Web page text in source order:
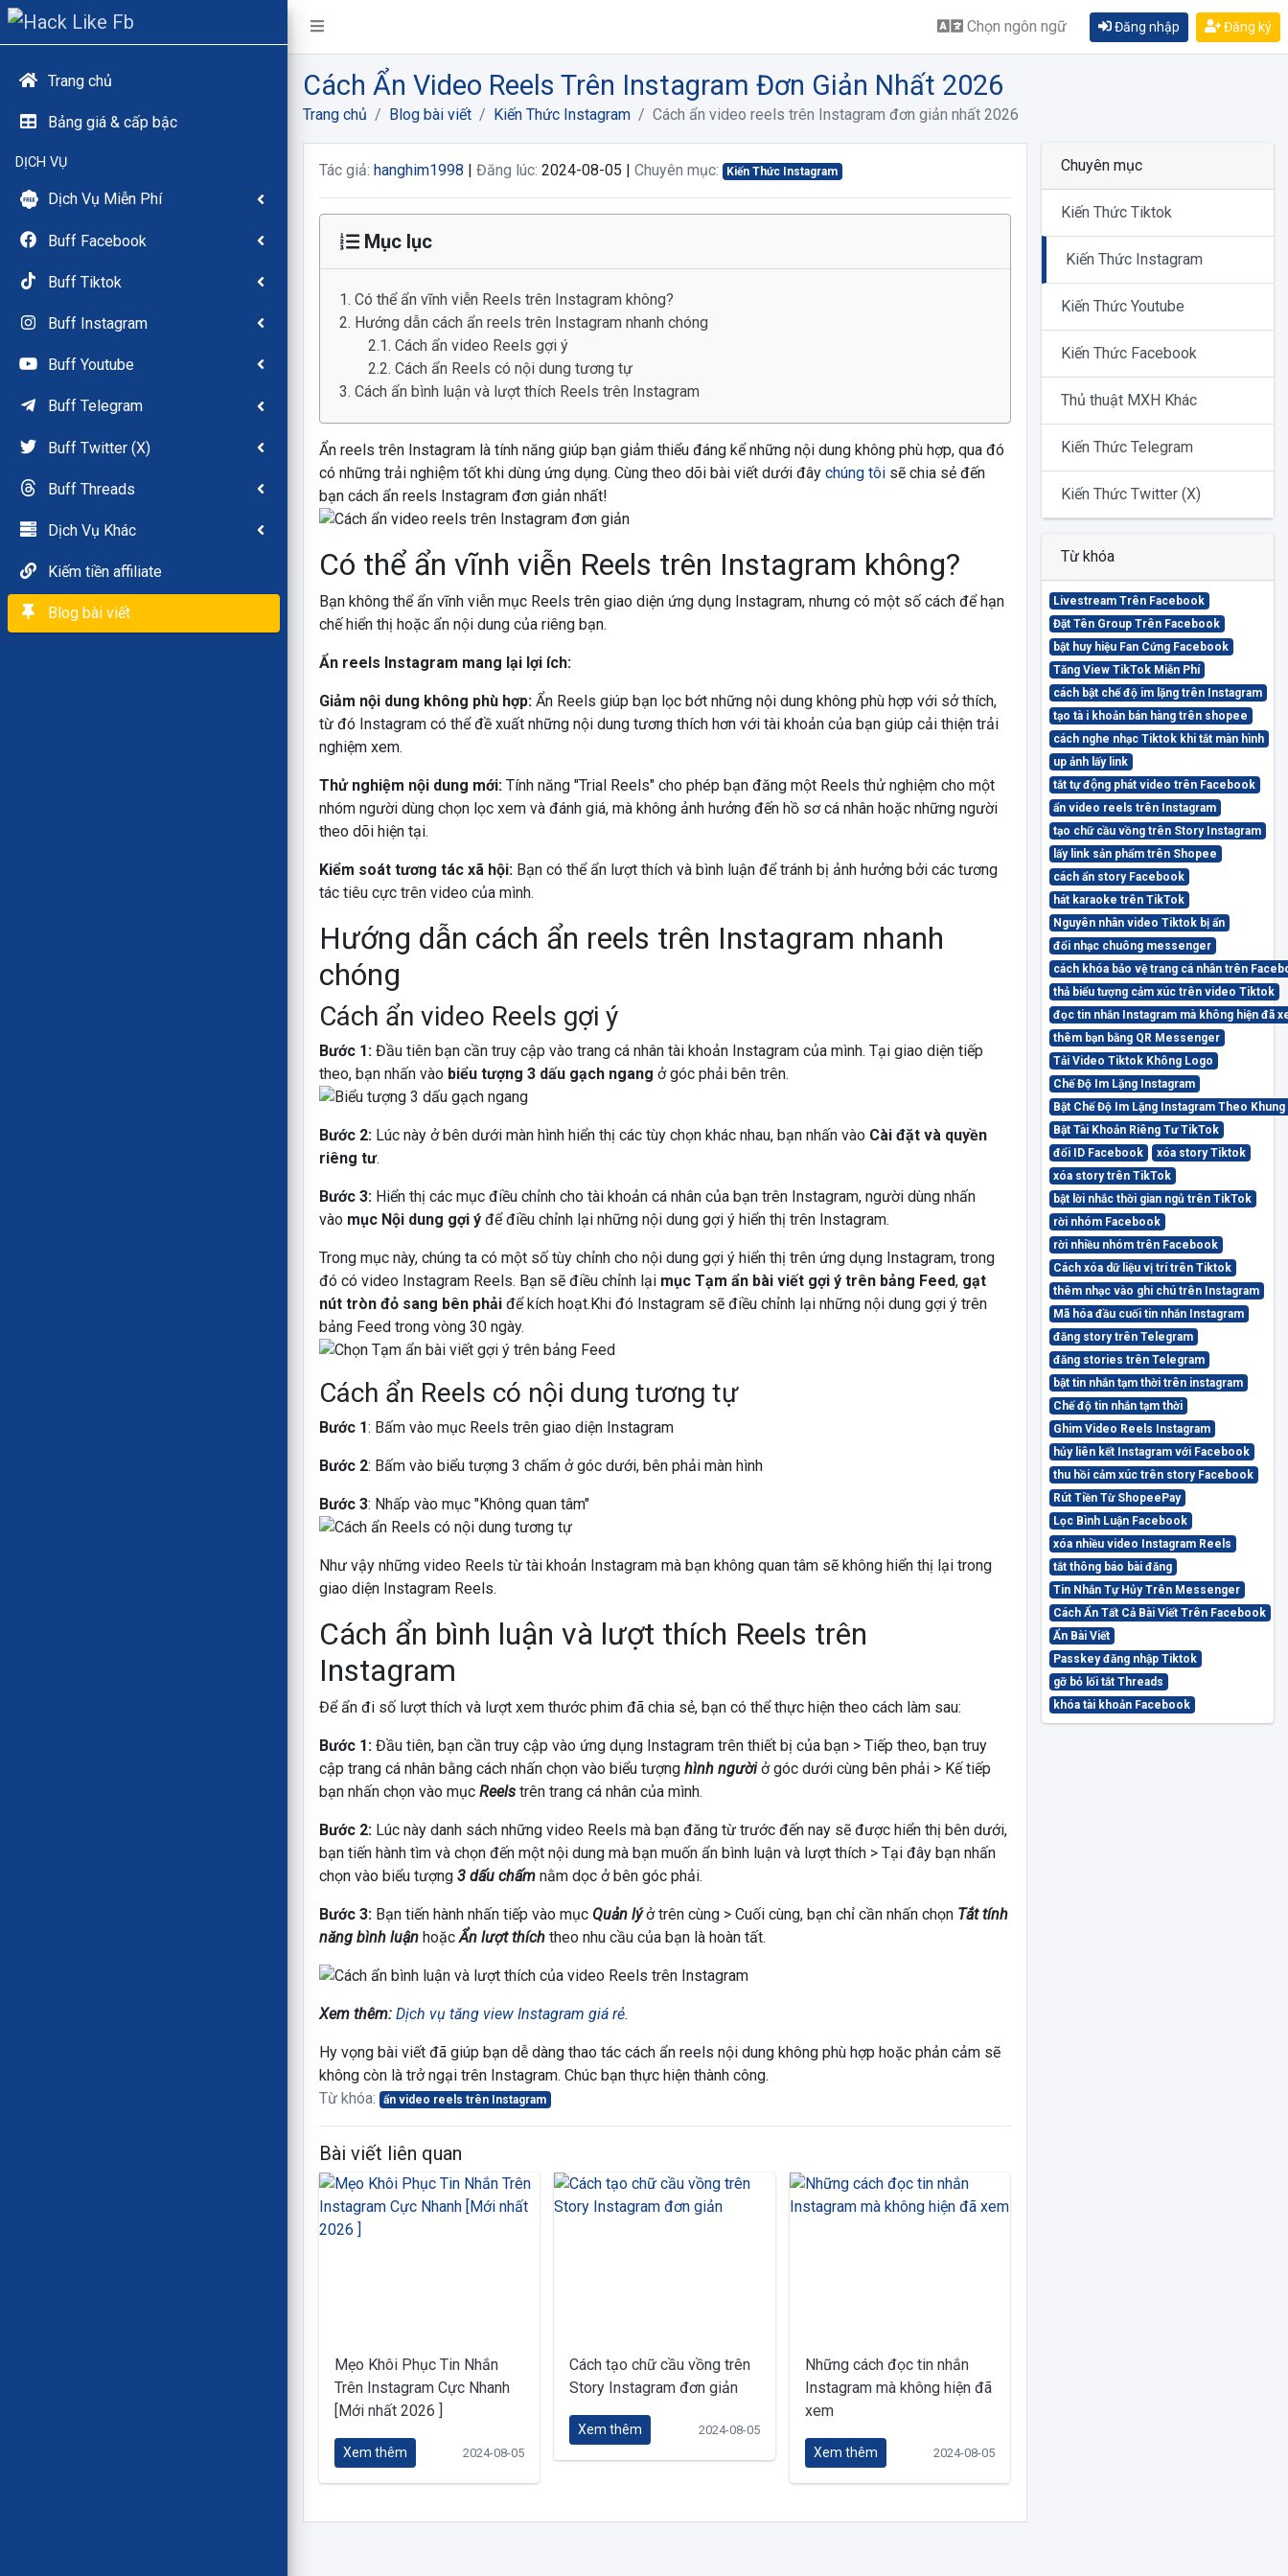
Chọn ngôn ngữ Đăng nhập Đăng ký
Trang chủ
Bảng giá & cấp bậc
DỊCH VỤ
Dịch Vụ Miễn Phí
Buff Facebook
Buff Tiktok
Buff Instagram
Buff Youtube
Buff Telegram
Buff Twitter (X)
Buff Threads
Dịch Vụ Khác
Kiếm tiền affiliate
Blog bài viết
Cách Ẩn Video Reels Trên Instagram Đơn Giản Nhất 2026
Trang chủ Blog bài viết Kiến Thức Instagram Cách ẩn video reels trên Instagram đơn giản nhất 2026
Tác giả: hanghim1998 | Đăng lúc: 2024-08-05 | Chuyên mục: Kiến Thức Instagram
Mục lục
Có thể ẩn vĩnh viễn Reels trên Instagram không?
Hướng dẫn cách ẩn reels trên Instagram nhanh chóng
Cách ẩn video Reels gợi ý
Cách ẩn Reels có nội dung tương tự
Cách ẩn bình luận và lượt thích Reels trên Instagram
Ẩn reels trên Instagram là tính năng giúp bạn giảm thiểu đáng kể những nội dung không phù hợp, qua đó
có những trải nghiệm tốt khi dùng ứng dụng. Cùng theo dõi bài viết dưới đây chúng tôisẽ chia sẻ đến
bạn cách ẩn reels Instagram đơn giản nhất!
Có thể ẩn vĩnh viễn Reels trên Instagram không?
Bạn không thể ẩn vĩnh viễn mục Reels trên giao diện ứng dụng Instagram, nhưng có một số cách để hạn
chế hiển thị hoặc ẩn nội dung của riêng bạn.
Ẩn reels Instagram mang lại lợi ích:
Giảm nội dung không phù hợp: Ẩn Reels giúp bạn lọc bớt những nội dung không phù hợp với sở thích,
từ đó Instagram có thể đề xuất những nội dung tương thích hơn với tài khoản của bạn giúp cải thiện trải
nghiệm xem.
Thử nghiệm nội dung mới: Tính năng "Trial Reels" cho phép bạn đăng một Reels thử nghiệm cho một
nhóm người dùng chọn lọc xem và đánh giá, mà không ảnh hưởng đến hồ sơ cá nhân hoặc những người
theo dõi hiện tại.
Kiểm soát tương tác xã hội: Bạn có thể ẩn lượt thích và bình luận để tránh bị ảnh hưởng bởi các tương
tác tiêu cực trên video của mình.
Hướng dẫn cách ẩn reels trên Instagram nhanh
chóng
Cách ẩn video Reels gợi ý
Bước 1: Đầu tiên bạn cần truy cập vào trang cá nhân tài khoản Instagram của mình. Tại giao diện tiếp
theo, bạn nhấn vào biểu tượng 3 dấu gạch ngang ở góc phải bên trên.
Bước 2: Lúc này ở bên dưới màn hình hiển thị các tùy chọn khác nhau, bạn nhấn vào Cài đặt và quyền
riêng tư.
Bước 3: Hiển thị các mục điều chỉnh cho tài khoản cá nhân của bạn trên Instagram, người dùng nhấn
vàomục Nội dung gợi ý để điều chỉnh lại những nội dung gợi ý hiển thị trên Instagram.
Trong mục này, chúng ta có một số tùy chỉnh cho nội dung gợi ý hiển thị trên ứng dụng Instagram, trong
đó có video Instagram Reels. Bạn sẽ điều chỉnh lại mục Tạm ẩn bài viết gợi ý trên bảng Feed, gạt
nút tròn đỏ sang bên phải để kích hoạt.Khi đó Instagram sẽ điều chỉnh lại những nội dung gợi ý trên
bảng Feed trong vòng 30 ngày.
Cách ẩn Reels có nội dung tương tự
Bước 1: Bấm vào mục Reels trên giao diện Instagram
Bước 2: Bấm vào biểu tượng 3 chấm ở góc dưới, bên phải màn hình
Bước 3: Nhấp vào mục "Không quan tâm"
Như vậy những video Reels từ tài khoản Instagram mà bạn không quan tâm sẽ không hiển thị lại trong
giao diện Instagram Reels.
Cách ẩn bình luận và lượt thích Reels trên
Instagram
Để ẩn đi số lượt thích và lượt xem thước phim đã chia sẻ, bạn có thể thực hiện theo cách làm sau:
Bước 1:Đầu tiên, bạn cần truy cập vào ứng dụng Instagram trên thiết bị của bạn > Tiếp theo, bạn truy
cập trang cá nhân bằng cách nhấn chọn vào biểu tượng hình ngườiở góc dưới cùng bên phải > Kế tiếp
bạn nhấn chọn vào mục Reelstrên trang cá nhân của mình.
Bước 2: Lúc này danh sách những video Reels mà bạn đăng từ trước đến nay sẽ được hiển thị bên dưới,
bạn tiến hành tìm và chọn đến một nội dung mà bạn muốn ẩn bình luận và lượt thích > Tại đây bạn nhấn
chọn vào biểu tượng 3 dấu chấm nằm dọc ở bên góc phải.
Bước 3: Bạn tiến hành nhấn tiếp vào mục Quản lýở trên cùng > Cuối cùng, bạn chỉ cần nhấn chọn Tắt tính
năng bình luận hoặcẨn lượt thích theo nhu cầu của bạn là hoàn tất.
Xem thêm: Dịch vụ tăng view Instagram giá rẻ.
Hy vọng bài viết đã giúp bạn dễ dàng thao tác cách ẩn reels nội dung không phù hợp hoặc phản cảm sẽ
không còn là trở ngại trên Instagram. Chúc bạn thực hiện thành công.
Từ khóa:
ẩn video reels trên Instagram
Bài viết liên quan
Mẹo Khôi Phục Tin Nhắn
Trên Instagram Cực Nhanh
[Mới nhất 2026 ]
Xem thêm 2024-08-05
Cách tạo chữ cầu vồng trên
Story Instagram đơn giản
Xem thêm 2024-08-05
Những cách đọc tin nhắn
Instagram mà không hiện đã
xem
Xem thêm 2024-08-05
Chuyên mục
Kiến Thức Tiktok
Kiến Thức Instagram
Kiến Thức Youtube
Kiến Thức Facebook
Thủ thuật MXH Khác
Kiến Thức Telegram
Kiến Thức Twitter (X)
Từ khóa
Livestream Trên Facebook
Đặt Tên Group Trên Facebook
bật huy hiệu Fan Cứng Facebook
Tăng View TikTok Miễn Phí
cách bật chế độ im lặng trên Instagram
tạo tà i khoản bán hàng trên shopee
cách nghe nhạc Tiktok khi tắt màn hình
up ảnh lấy link
tắt tự động phát video trên Facebook
ẩn video reels trên Instagram
tạo chữ cầu vồng trên Story Instagram
lấy link sản phẩm trên Shopee
cách ẩn story Facebook
hát karaoke trên TikTok
Nguyên nhân video Tiktok bị ẩn
đổi nhạc chuông messenger
cách khóa bảo vệ trang cá nhân trên
thả biểu tượng cảm xúc trên video Tiktok
đọc tin nhắn Instagram mà không hiện đã
thêm bạn bằng QR Messenger
Tải Video Tiktok Không Logo
Chế Độ Im Lặng Instagram
Bật Chế Độ Im Lặng Instagram Theo Khung
Bật Tài Khoản Riêng Tư TikTok
đổi ID Facebook
xóa story Tiktok
xóa story trên TikTok
bật lời nhắc thời gian ngủ trên TikTok
rời nhóm Facebook
rời nhiều nhóm trên Facebook
Cách xóa dữ liệu vị trí trên Tiktok
thêm nhạc vào ghi chú trên Instagram
Mã hóa đầu cuối tin nhắn Instagram
đăng story trên Telegram
đăng stories trên Telegram
bật tin nhắn tạm thời trên instagram
Chế độ tin nhắn tạm thời
Ghim Video Reels Instagram
hủy liên kết Instagram với Facebook
thu hồi cảm xúc trên story Facebook
Rút Tiền Từ ShopeePay
Lọc Bình Luận Facebook
xóa nhiều video Instagram Reels
tắt thông báo bài đăng
Tin Nhắn Tự Hủy Trên Messenger
Cách Ẩn Tất Cả Bài Viết Trên Facebook
Ẩn Bài Viết
Passkey đăng nhập Tiktok
gỡ bỏ lối tắt Threads
khóa tài khoản Facebook